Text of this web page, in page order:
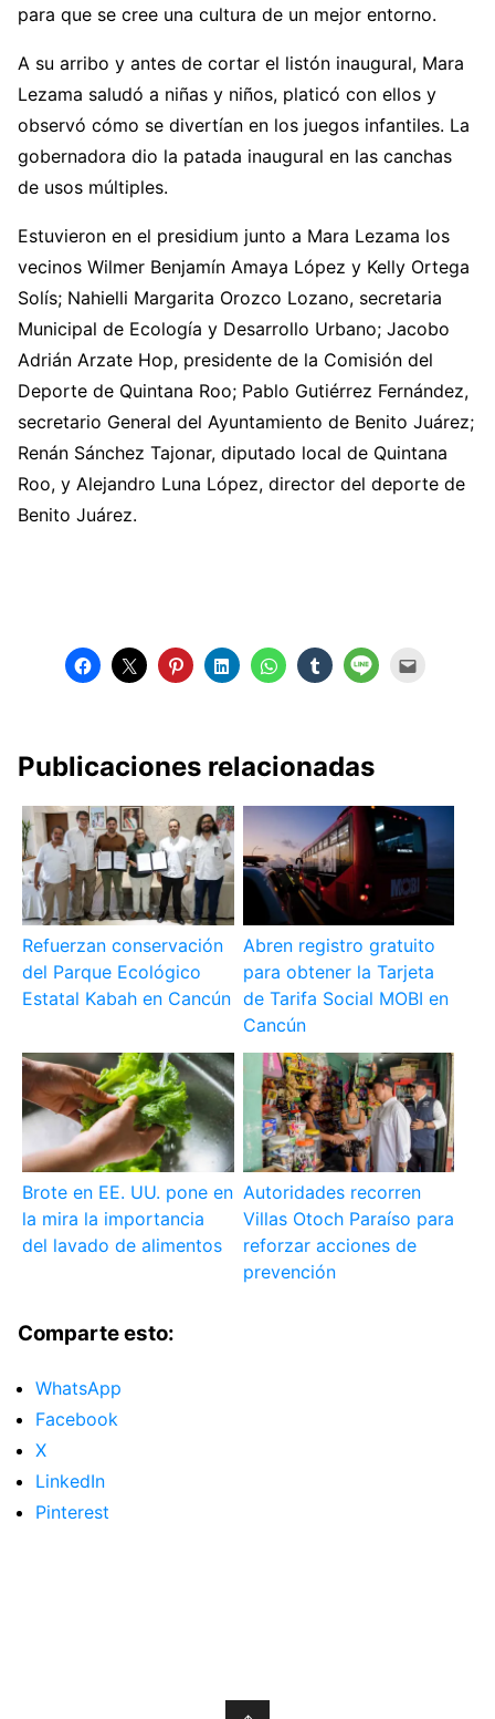
para que se cree una cultura de un mejor entorno.
A su arribo y antes de cortar el listón inaugural, Mara
Lezama saludó a niñas y niños, platicó con ellos y
observó cómo se divertían en los juegos infantiles. La
gobernadora dio la patada inaugural en las canchas
de usos múltiples.
Estuvieron en el presidium junto a Mara Lezama los
vecinos Wilmer Benjamín Amaya López y Kelly Ortega
Solís; Nahielli Margarita Orozco Lozano, secretaria
Municipal de Ecología y Desarrollo Urbano; Jacobo
Adrián Arzate Hop, presidente de la Comisión del
Deporte de Quintana Roo; Pablo Gutiérrez Fernández,
secretario General del Ayuntamiento de Benito Juárez;
Renán Sánchez Tajonar, diputado local de Quintana
Roo, y Alejandro Luna López, director del deporte de
Benito Juárez.
Publicaciones relacionadas
Refuerzan conservación
del Parque Ecológico
Estatal Kabah en Cancún
Abren registro gratuito
para obtener la Tarjeta
de Tarifa Social MOBI en
Cancún
Brote en EE. UU. pone en
la mira la importancia
del lavado de alimentos
Autoridades recorren
Villas Otoch Paraíso para
reforzar acciones de
prevención
Comparte esto:
WhatsApp
Facebook
X
LinkedIn
Pinterest